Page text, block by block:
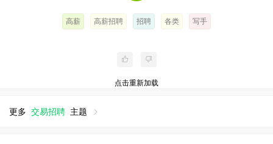
高薪 高薪招聘 招聘 各类 写手
点击重新加载
更多 交易招聘 主题